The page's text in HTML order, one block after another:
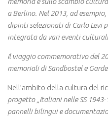
a Berlino. Nel 2013, ad
dipinti selezionati di Carlo Levi
integrata da vari eventi
Il viaggio commemorativo del
memoriali di Sandbostel e
Nell’ambito della cultura del
progetto „Italiani nelle SS
pannelli bilingui e